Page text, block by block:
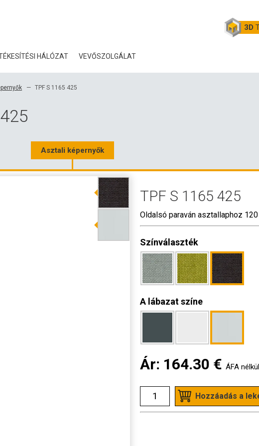
3D
HÁLÓZAT VEVŐSZOLGÁLAT
BLOG
3D ADATOK
NAGYKERESKEDELMI KAPCSOLATOK
TPF S 1165 425
Asztali képernyők
TPF S 1165 425
Oldalsó paraván asztallaphoz
Színválaszték
A lábazat színe
Ár: 164.30 € ÁFA nélkül
Hozzáadás a